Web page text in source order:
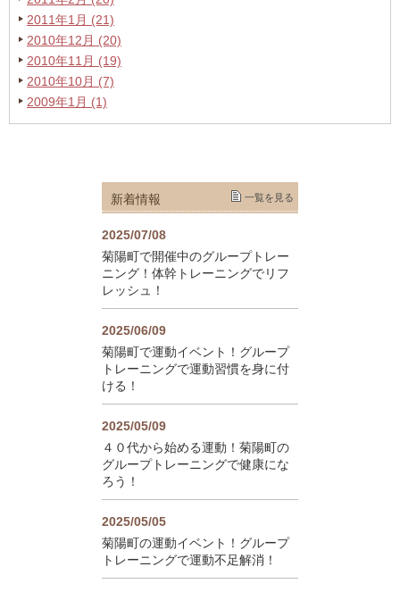
2011年1月 (21)
2010年12月 (20)
2010年11月 (19)
2010年10月 (7)
2009年1月 (1)
新着情報 一覧を見る
2025/07/08
菊陽町で開催中のグループトレー
ニング！体幹トレーニングでリフ
レッシュ！
2025/06/09
菊陽町で運動イベント！グループ
トレーニングで運動習慣を身に付
ける！
2025/05/09
４０代から始める運動！菊陽町の
グループトレーニングで健康にな
ろう！
2025/05/05
菊陽町の運動イベント！グループ
トレーニングで運動不足解消！